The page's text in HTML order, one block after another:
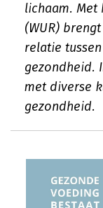
lichaam. Met
(WUR)
relatie
gezondheid.
met diverse
gezondheid.